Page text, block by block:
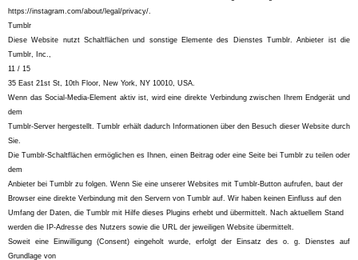
https://instagram.com/about/legal/privacy/.
Tumblr
Diese Website nutzt Schaltflächen und sonstige Elemente des Dienstes Tumblr. Anbieter ist die
Tumblr, Inc.,
11 / 15
35 East 21st St, 10th Floor, New York, NY 10010, USA.
Wenn das Social-Media-Element aktiv ist, wird eine direkte Verbindung zwischen Ihrem Endgerät und
dem
Tumblr-Server hergestellt. Tumblr erhält dadurch Informationen über den Besuch dieser Website durch
Sie.
Die Tumblr-Schaltflächen ermöglichen es Ihnen, einen Beitrag oder eine Seite bei Tumblr zu teilen oder
dem
Anbieter bei Tumblr zu folgen. Wenn Sie eine unserer Websites mit Tumblr-Button aufrufen, baut der
Browser eine direkte Verbindung mit den Servern von Tumblr auf. Wir haben keinen Einfluss auf den
Umfang der Daten, die Tumblr mit Hilfe dieses Plugins erhebt und übermittelt. Nach aktuellem Stand
werden die IP-Adresse des Nutzers sowie die URL der jeweiligen Website übermittelt.
Soweit eine Einwilligung (Consent) eingeholt wurde, erfolgt der Einsatz des o. g. Dienstes auf
Grundlage von